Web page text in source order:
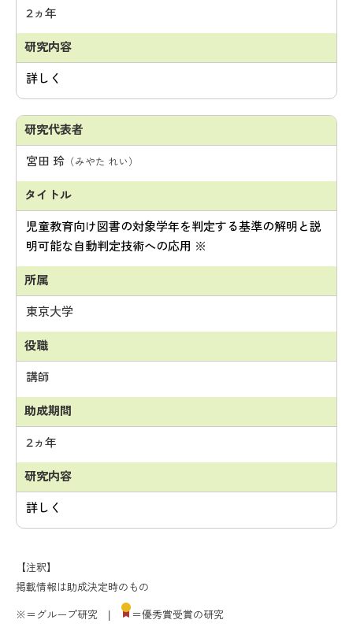
2ヵ年
詳しく
宮田 玲 （みやた れい）
児童教育向け図書の対象学年を判定する基準の解明と説
明可能な自動判定技術への応用 ※
東京大学
講師
2ヵ年
詳しく
【注釈】
掲載情報は助成決定時のもの
※＝グループ研究 | ＝優秀賞受賞の研究